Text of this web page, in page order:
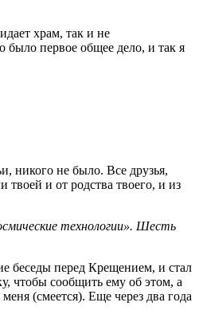
храм, так и не
первое общее дело, и так я
никого не было. Все друзья,
твоей и от родства твоего, и из
технологии». Шесть
беседы перед Крещением, и стал
чтобы сообщить ему об этом, а
(смеется). Еще через два года